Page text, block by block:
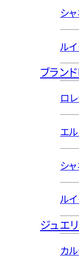
シ
ルイ
ブラン
ロ
エ
シ
ルイ
ジュエ
カ